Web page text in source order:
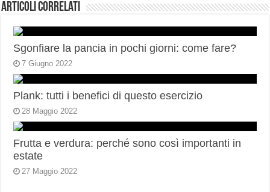
Articoli correlati
Sgonfiare la pancia in pochi giorni: come fare?
7 Giugno 2022
Plank: tutti i benefici di questo esercizio
28 Maggio 2022
Frutta e verdura: perché sono così importanti in
estate
27 Maggio 2022